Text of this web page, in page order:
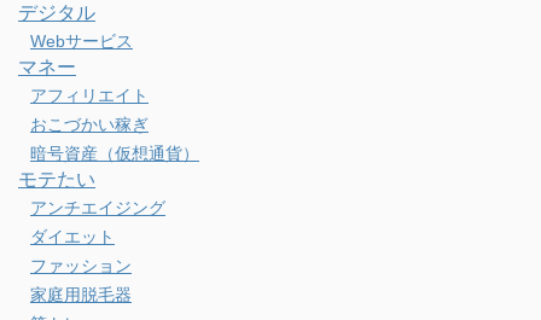
デジタル
Webサービス
マネー
アフィリエイト
おこづかい稼ぎ
暗号資産（仮想通貨）
モテたい
アンチエイジング
ダイエット
ファッション
家庭用脱毛器